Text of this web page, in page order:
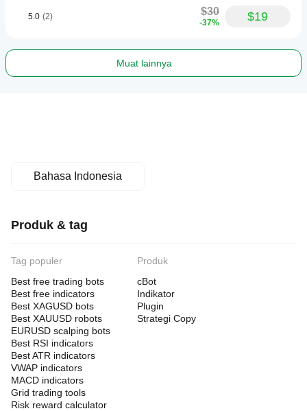
5.0 (2) $30
-37% $19
Muat lainnya
Bahasa Indonesia
Produk & tag
Tag populer
Best free trading bots
Best free indicators
Best XAGUSD bots
Best XAUUSD robots
EURUSD scalping bots
Best RSI indicators
Best ATR indicators
VWAP indicators
MACD indicators
Grid trading tools
Risk reward calculator
Produk
cBot
Indikator
Plugin
Strategi Copy